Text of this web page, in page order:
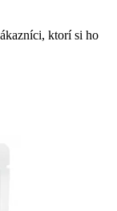
ktorí si ho